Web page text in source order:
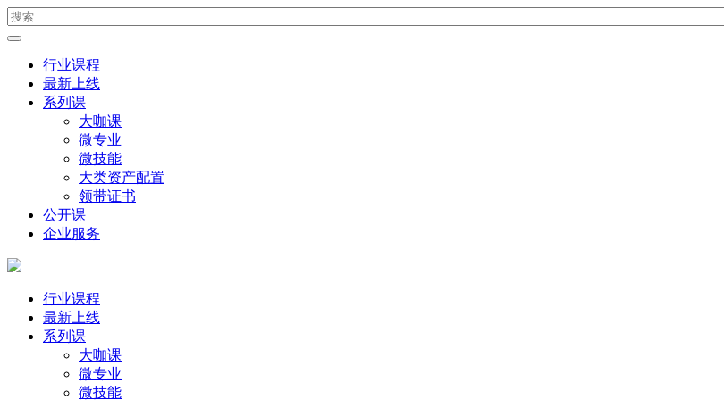
行业课程
最新上线
系列课
大咖课
微专业
微技能
大类资产配置
领带证书
公开课
企业服务
行业课程
最新上线
系列课
大咖课
微专业
微技能